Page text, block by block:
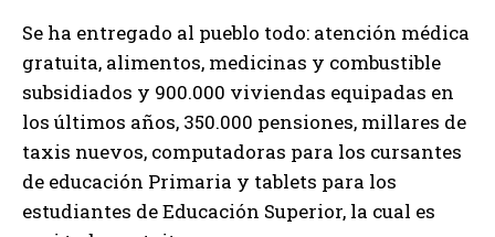
Se ha entregado al pueblo todo: atención médica
gratuita, alimentos, medicinas y combustible
subsidiados y 900.000 viviendas equipadas en
los últimos años, 350.000 pensiones, millares de
taxis nuevos, computadoras para los cursantes
de educación Primaria y tablets para los
estudiantes de Educación Superior, la cual es